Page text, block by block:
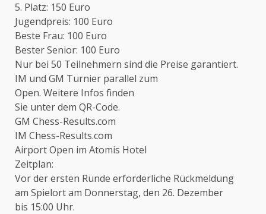
5. Platz: 150 Euro
Jugendpreis: 100 Euro
Beste Frau: 100 Euro
Bester Senior: 100 Euro
Nur bei 50 Teilnehmern sind die Preise garantiert.
IM und GM Turnier parallel zum
Open. Weitere Infos finden
Sie unter dem QR-Code.
GM Chess-Results.com
IM Chess-Results.com
Airport Open im Atomis Hotel
Zeitplan:
Vor der ersten Runde erforderliche Rückmeldung
am Spielort am Donnerstag, den 26. Dezember
bis 15:00 Uhr.